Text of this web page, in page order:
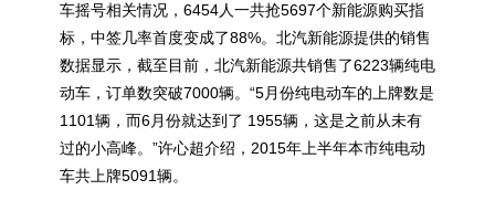
车摇号相关情况，6454人一共抢5697个新能源购买指
标，中签几率首度变成了88%。北汽新能源提供的销售
数据显示，截至目前，北汽新能源共销售了6223辆纯电
动车，订单数突破7000辆。“5月份纯电动车的上牌数是
1101辆，而6月份就达到了 1955辆，这是之前从未有
过的小高峰。”许心超介绍，2015年上半年本市纯电动
车共上牌5091辆。